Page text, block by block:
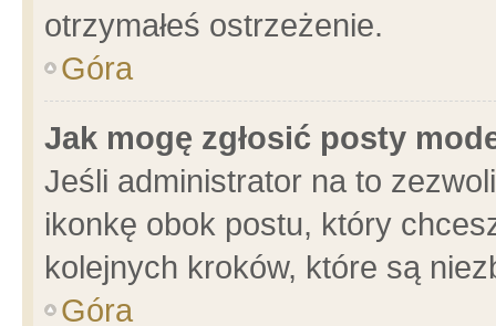
otrzymałeś ostrzeżenie.
Góra
Jak mogę zgłosić posty
Jeśli administrator na to
ikonkę obok postu, który
kolejnych kroków, które są
Góra